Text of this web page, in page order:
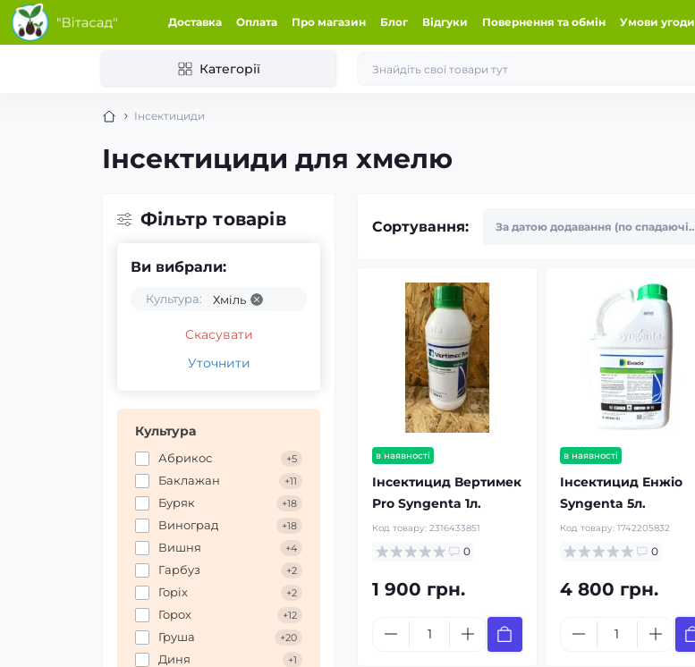
Доставка Оплата Про магазин Блог Відгуки Повернення та обмін Умови угоди
Категорії
Інсектициди
Інсектициди для хмелю
Фільтр товарів
Ви вибрали:
Культура: Хміль
Скасувати
Уточнити
Культура
Абрикос +5
Баклажан +11
Буряк +18
Виноград +18
Вишня +4
Гарбуз +2
Горіх +2
Горох +12
Груша +20
Диня +1
Сортування:
в наявності
Інсектицид Вертимек
Pro Syngenta 1л.
Код товару: 2316433851
0
1 900 грн.
в наявності
Інсектицид Енжіо
Syngenta 5л.
Код товару: 1742205832
0
4 800 грн.